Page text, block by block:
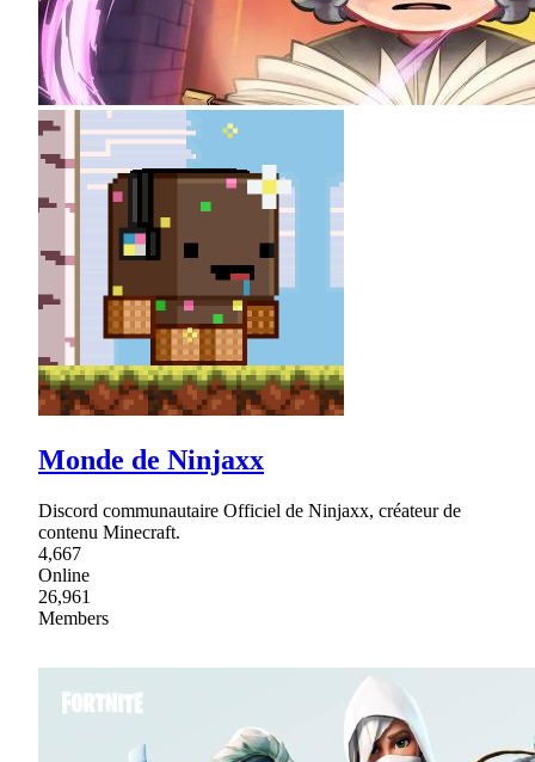
Monde de Ninjaxx
Discord communautaire Officiel de Ninjaxx, créateur de
contenu Minecraft.
4,667
Online
26,961
Members